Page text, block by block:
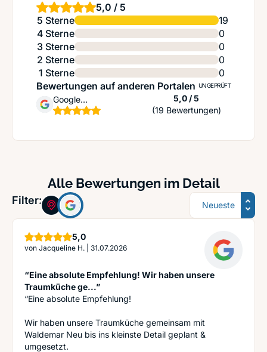
5,0 / 5
5 Sterne
19
4 Sterne
0
3 Sterne
0
2 Sterne
0
1 Sterne
0
Bewertungen auf anderen Portalen UNGEPRÜFT
Google
Unternehmensprofil
5,0 / 5
(19 Bewertungen)
Alle Bewertungen im Detail
Filter: Sortierung
5,0Sterne
von Jacqueline H. 31.07.2026
“Eine absolute Empfehlung! Wir haben unsere
Traumküche ge...”
“Eine absolute Empfehlung!
Wir haben unsere Traumküche gemeinsam mit
Waldemar Neu bis ins kleinste Detail geplant &
umgesetzt.